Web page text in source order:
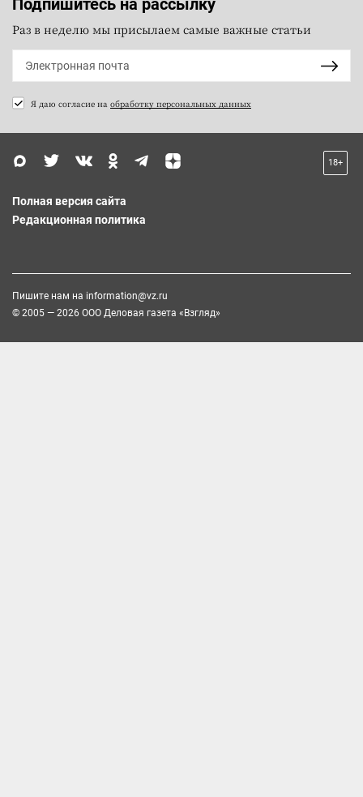
Раз в неделю мы присылаем самые важные статьи
Я даю согласие на обработку персональных данных
18+
Полная версия сайта
Редакционная политика
Пишите нам на information@vz.ru
© 2005 — 2026 ООО Деловая газета «Взгляд»